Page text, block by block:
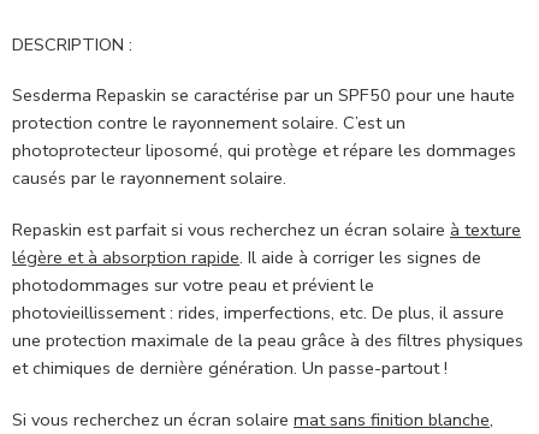
DESCRIPTION :
Sesderma Repaskin se caractérise par un SPF50 pour une haute
protection contre le rayonnement solaire. C’est un
photoprotecteur liposomé, qui protège et répare les dommages
causés par le rayonnement solaire.
Repaskin est parfait si vous recherchez un écran solaire à texture
légère et à absorption rapide. Il aide à corriger les signes de
photodommages sur votre peau et prévient le
photovieillissement : rides, imperfections, etc. De plus, il assure
une protection maximale de la peau grâce à des filtres physiques
et chimiques de dernière génération. Un passe-partout !
Si vous recherchez un écran solaire mat sans finition blanche,